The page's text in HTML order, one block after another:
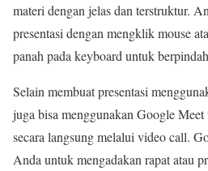
materi dengan jelas dan terstruktur.
presentasi dengan mengklik mouse
panah pada keyboard untuk
Selain membuat presentasi
juga bisa menggunakan Google
secara langsung melalui video call.
Anda untuk mengadakan rapat atau